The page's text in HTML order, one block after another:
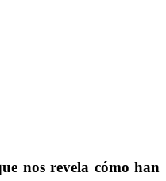
nos revela cómo han